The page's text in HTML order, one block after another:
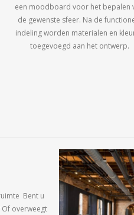
een moodboard voor het bepalen
de gewenste sfeer. Na de
indeling worden materialen en
toegevoegd aan het ontwerp.
Bent u
overweegt